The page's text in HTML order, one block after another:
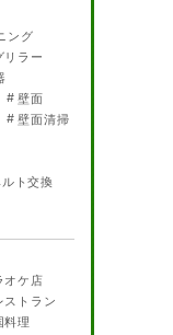
ング
リラー
壁面
壁面清掃
ト交換
オケ店
ストラン
料理